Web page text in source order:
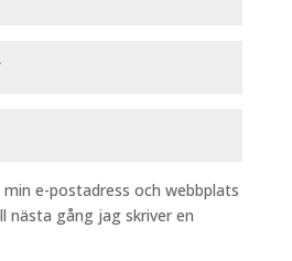
e-postadress och webbplats
nästa gång jag skriver en